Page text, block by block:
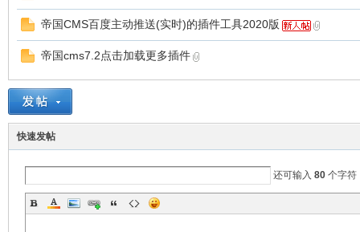
S
帝国CMS百度主动推送(实时)的插件工具2020版
帝国cms7.2点击加载更多插件
快速发帖
还可输入 80 个字符